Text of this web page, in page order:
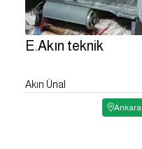
E.Akın teknik
Akın Ünal
Ankara